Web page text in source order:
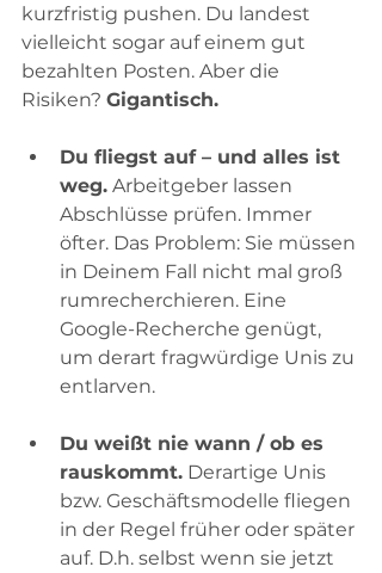
kurzfristig pushen. Du landest
vielleicht sogar auf einem gut
bezahlten Posten. Aber die
Risiken? Gigantisch.
Du fliegst auf – und alles ist
weg. Arbeitgeber lassen
Abschlüsse prüfen. Immer
öfter. Das Problem: Sie müssen
in Deinem Fall nicht mal groß
rumrecherchieren. Eine
Google-Recherche genügt,
um derart fragwürdige Unis zu
entlarven.
Du weißt nie wann / ob es
rauskommt. Derartige Unis
bzw. Geschäftsmodelle fliegen
in der Regel früher oder später
auf. D.h. selbst wenn sie jetzt